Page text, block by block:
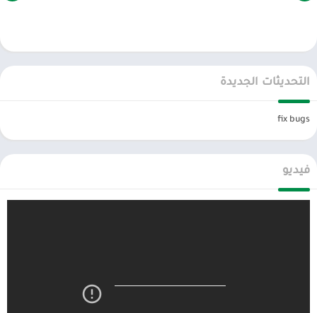
ضوابط للتخصيص بسيطة وبديهية! ارفع أو أنزل الأشرعة من أجل
تحميل العاب مهكرة ، تطبيقات اندرويد بريميوم ، مجاناً يتم مراجعة الألعاب
والبرامج وتحديثات مستمرة اول بأول.
التحديثات الجديدة
fix bugs
فيديو